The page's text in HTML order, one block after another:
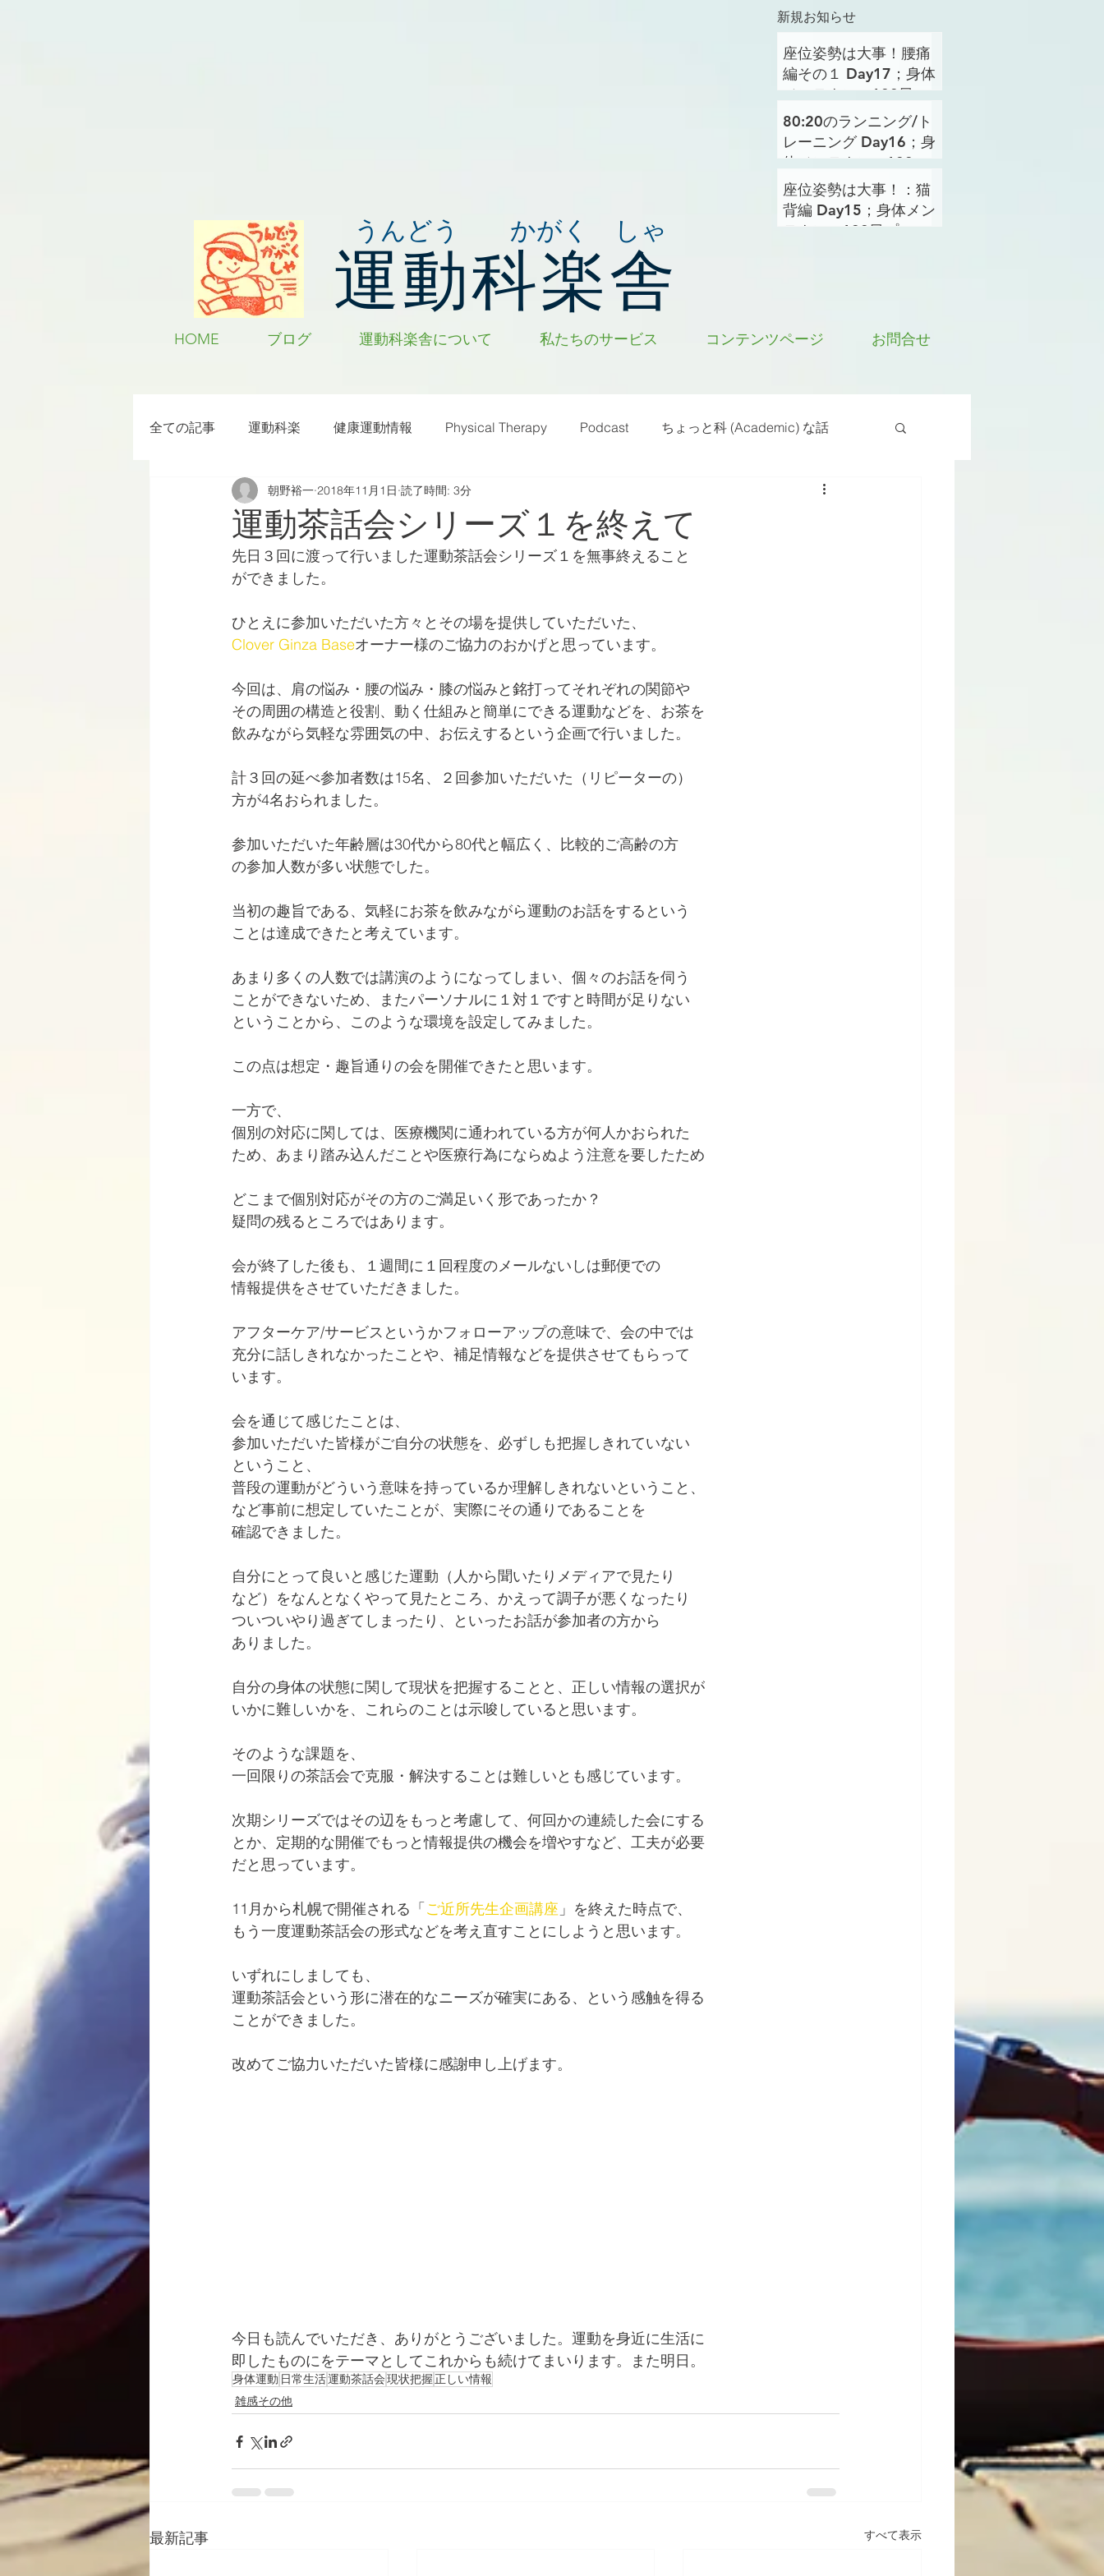
新規お知らせ
うんどう かがく しゃ
運動科楽舎
座位姿勢は大事！腰痛
編その１ Day17；身体
メンテナンス100日プ
ロジェクト
80:20のランニング/ト
レーニング Day16；身
体メンテナンス100日
プロジェクト
座位姿勢は大事！：猫
背編 Day15；身体メン
テナンス100日プロジ
HOME ブログ 運動科楽舎について 私たちのサービス コンテンツページ お問合せ
全ての記事 運動科楽 健康運動情報 Physical Therapy Podcast ちょっと科 (Academic) な話
ちょっと楽 (Entertainment) な話 雑感その他
RWC2019 ラグビー カラダフリー 身体運動 姿勢 バランス
ボクシング YouTube 身体メンテ ヨガ 腰痛予防
運動茶話会シリーズ１を終えて
朝野裕一 2018年11月1日 読了時間: 3分
先日３回に渡って行いました運動茶話会シリーズ１を無事終えること
ができました。
ひとえに参加いただいた方々とその場を提供していただいた、
Clover Ginza Baseオーナー様のご協力のおかげと思っています。
今回は、肩の悩み・腰の悩み・膝の悩みと銘打ってそれぞれの関節や
その周囲の構造と役割、動く仕組みと簡単にできる運動などを、お茶を
飲みながら気軽な雰囲気の中、お伝えするという企画で行いました。
計３回の延べ参加者数は15名、２回参加いただいた（リピーターの）
方が4名おられました。
参加いただいた年齢層は30代から80代と幅広く、比較的ご高齢の方
の参加人数が多い状態でした。
当初の趣旨である、気軽にお茶を飲みながら運動のお話をするという
ことは達成できたと考えています。
あまり多くの人数では講演のようになってしまい、個々のお話を伺う
ことができないため、またパーソナルに１対１ですと時間が足りない
ということから、このような環境を設定してみました。
この点は想定・趣旨通りの会を開催できたと思います。
一方で、
個別の対応に関しては、医療機関に通われている方が何人かおられた
ため、あまり踏み込んだことや医療行為にならぬよう注意を要したため
どこまで個別対応がその方のご満足いく形であったか？
疑問の残るところではあります。
会が終了した後も、１週間に１回程度のメールないしは郵便での
情報提供をさせていただきました。
アフターケア/サービスというかフォローアップの意味で、会の中では
充分に話しきれなかったことや、補足情報などを提供させてもらって
います。
会を通じて感じたことは、
参加いただいた皆様がご自分の状態を、必ずしも把握しきれていない
ということ、
普段の運動がどういう意味を持っているか理解しきれないということ、
など事前に想定していたことが、実際にその通りであることを
確認できました。
自分にとって良いと感じた運動（人から聞いたりメディアで見たり
など）をなんとなくやって見たところ、かえって調子が悪くなったり
ついついやり過ぎてしまったり、といったお話が参加者の方から
ありました。
自分の身体の状態に関して現状を把握することと、正しい情報の選択が
いかに難しいかを、これらのことは示唆していると思います。
そのような課題を、
一回限りの茶話会で克服・解決することは難しいとも感じています。
次期シリーズではその辺をもっと考慮して、何回かの連続した会にする
とか、定期的な開催でもっと情報提供の機会を増やすなど、工夫が必要
だと思っています。
11月から札幌で開催される「ご近所先生企画講座 」を終えた時点で、
もう一度運動茶話会の形式などを考え直すことにしようと思います。
いずれにしましても、
運動茶話会という形に潜在的なニーズが確実にある、という感触を得る
ことができました。
改めてご協力いただいた皆様に感謝申し上げます。
今日も読んでいただき、ありがとうございました。運動を身近に生活に
即したものにをテーマとしてこれからも続けてまいります。また明日。
身体運動 日常生活運動茶話会現状把握正しい情報
雑感その他
最新記事 すべて表示